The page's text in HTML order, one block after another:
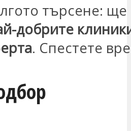
търсене:
добрите
. Спестете